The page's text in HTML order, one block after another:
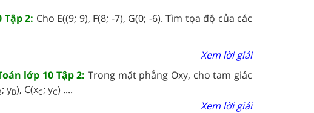
2: Cho E((9; 9), F(8; -7), G(0; -6). Tìm tọa độ của các
Xem lời giải
lớp 10 Tập 2: Trong mặt phẳng Oxy, cho tam giác
; yB), C(xC; yC) ....
Xem lời giải